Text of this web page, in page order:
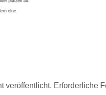
veröffentlicht. Erforderliche